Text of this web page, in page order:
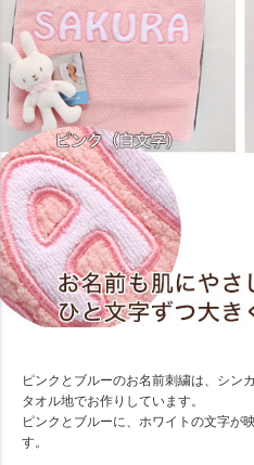
ピンクとブルーのお名前刺繍は、シン
タオル地でお作りしています。
ピンクとブルーに、ホワイトの文字が
す。